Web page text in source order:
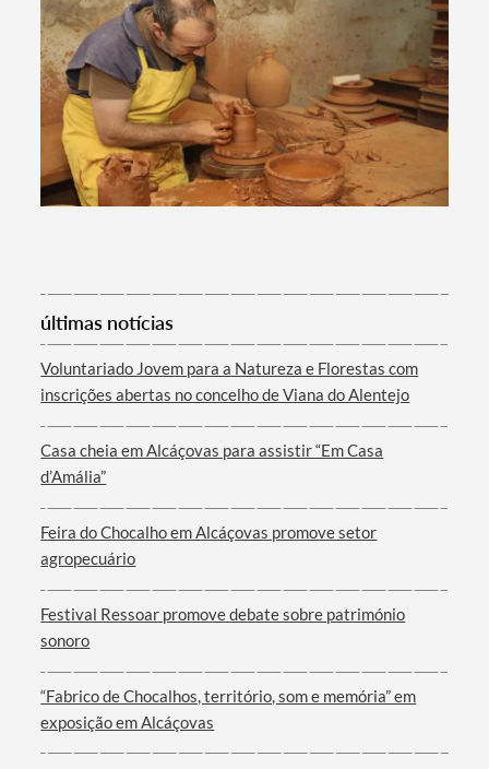
Categorias gerais
últimas notícias
Voluntariado Jovem para a Natureza e Florestas com
inscrições abertas no concelho de Viana do Alentejo
Casa cheia em Alcáçovas para assistir “Em Casa
d’Amália”
Feira do Chocalho em Alcáçovas promove setor
agropecuário
Festival Ressoar promove debate sobre património
sonoro
“Fabrico de Chocalhos, território, som e memória” em
exposição em Alcáçovas